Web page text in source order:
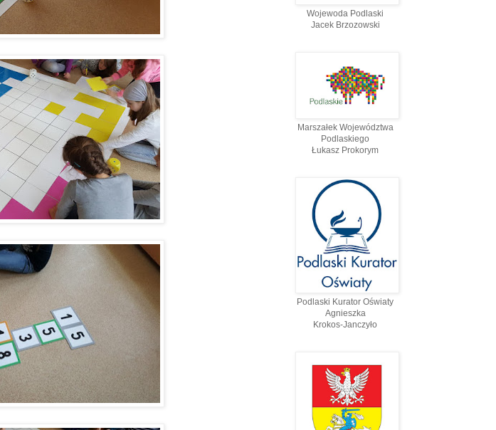
Wojewoda Podlaski
Jacek Brzozowski
Marszałek Województwa
Podlaskiego
Łukasz Prokorym
Podlaski Kurator Oświaty
Agnieszka
Krokos-Janczyło